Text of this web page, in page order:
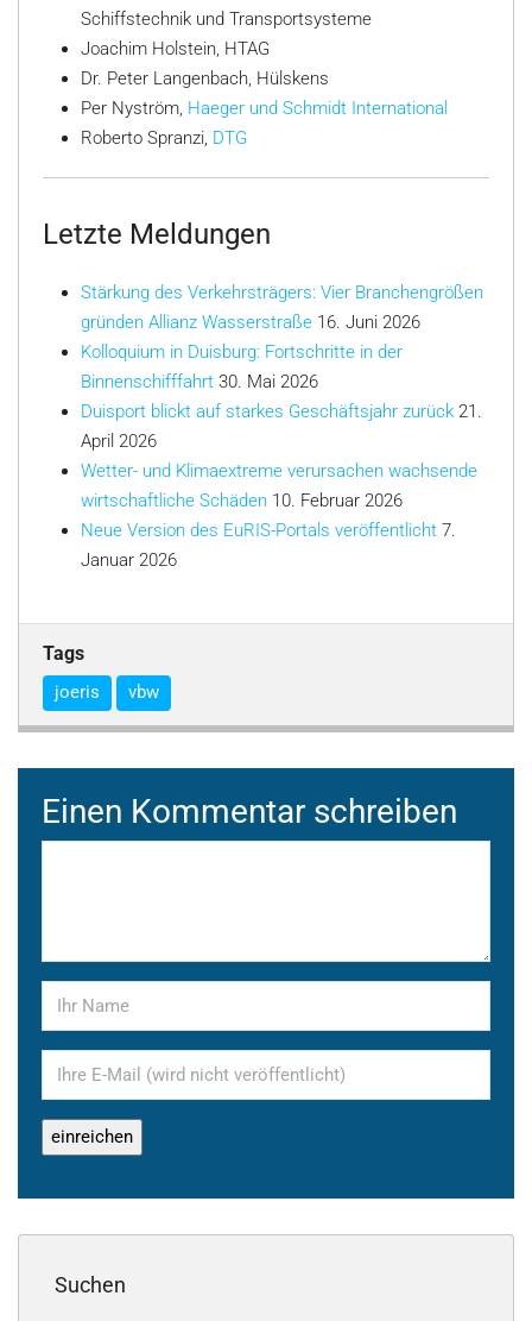
Schiffstechnik und Transportsysteme
Joachim Holstein, HTAG
Dr. Peter Langenbach, Hülskens
Per Nyström, Haeger und Schmidt International
Roberto Spranzi, DTG
Letzte Meldungen
Stärkung des Verkehrsträgers: Vier Branchengrößen
gründen Allianz Wasserstraße 16. Juni 2026
Kolloquium in Duisburg: Fortschritte in der
Binnenschifffahrt 30. Mai 2026
Duisport blickt auf starkes Geschäftsjahr zurück 21.
April 2026
Wetter- und Klimaextreme verursachen wachsende
wirtschaftliche Schäden 10. Februar 2026
Neue Version des EuRIS-Portals veröffentlicht 7.
Januar 2026
Tags
joeris vbw
Einen Kommentar schreiben
Suchen